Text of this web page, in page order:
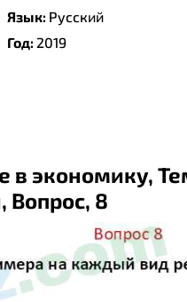
Язык: Русский
Год: 2019
в экономику,
Вопрос, 8